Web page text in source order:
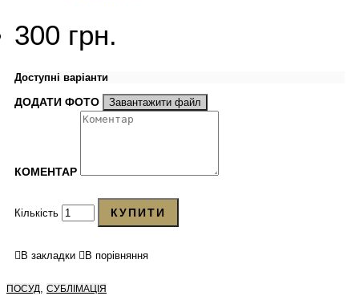
300 грн.
Доступні варіанти
ДОДАТИ ФОТО Завантажити файл
КОМЕНТАР
Кількість КУПИТИ
В закладки В порівняння
ПОСУД СУБЛІМАЦІЯ